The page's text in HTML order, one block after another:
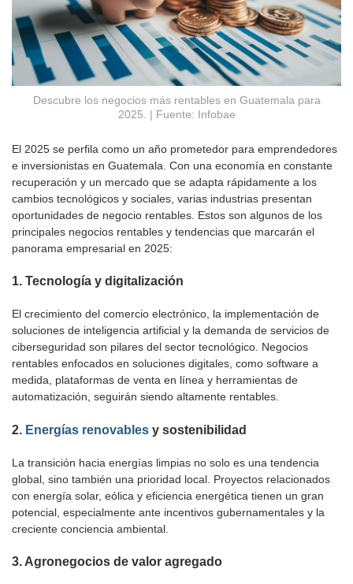
Descubre los negocios más rentables en Guatemala para
2025. | Fuente: Infobae
El 2025 se perfila como un año prometedor para emprendedores
e inversionistas en Guatemala. Con una economía en constante
recuperación y un mercado que se adapta rápidamente a los
cambios tecnológicos y sociales, varias industrias presentan
oportunidades de negocio rentables. Estos son algunos de los
principales negocios rentables y tendencias que marcarán el
panorama empresarial en 2025:
1. Tecnología y digitalización
El crecimiento del comercio electrónico, la implementación de
soluciones de inteligencia artificial y la demanda de servicios de
ciberseguridad son pilares del sector tecnológico. Negocios
rentables enfocados en soluciones digitales, como software a
medida, plataformas de venta en línea y herramientas de
automatización, seguirán siendo altamente rentables.
2. Energías renovables y sostenibilidad
La transición hacia energías limpias no solo es una tendencia
global, sino también una prioridad local. Proyectos relacionados
con energía solar, eólica y eficiencia energética tienen un gran
potencial, especialmente ante incentivos gubernamentales y la
creciente conciencia ambiental.
3. Agronegocios de valor agregado